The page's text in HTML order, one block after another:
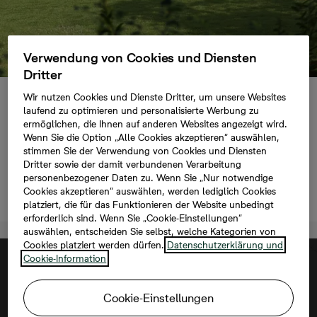
Neubauprojekte
Göhren
Neubau-Immobilien in Göhren auf Rügen
Kontakt aufnehmen
Verwendung von Cookies und Diensten
Dritter
Wir nutzen Cookies und Dienste Dritter, um unsere Websites
laufend zu optimieren und personalisierte Werbung zu
ermöglichen, die Ihnen auf anderen Websites angezeigt wird.
Wenn Sie die Option „Alle Cookies akzeptieren“ auswählen,
stimmen Sie der Verwendung von Cookies und Diensten
Dritter sowie der damit verbundenen Verarbeitung
personenbezogener Daten zu. Wenn Sie „Nur notwendige
Cookies akzeptieren“ auswählen, werden lediglich Cookies
platziert, die für das Funktionieren der Website unbedingt
erforderlich sind. Wenn Sie „Cookie-Einstellungen“
auswählen, entscheiden Sie selbst, welche Kategorien von
Cookies platziert werden dürfen. Datenschutzerklärung und
Cookie-Information
Cookie-Einstellungen